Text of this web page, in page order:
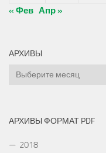
« Фев Апр »
АРХИВЫ
Архивы
АРХИВЫ ФОРМАТ PDF
2018